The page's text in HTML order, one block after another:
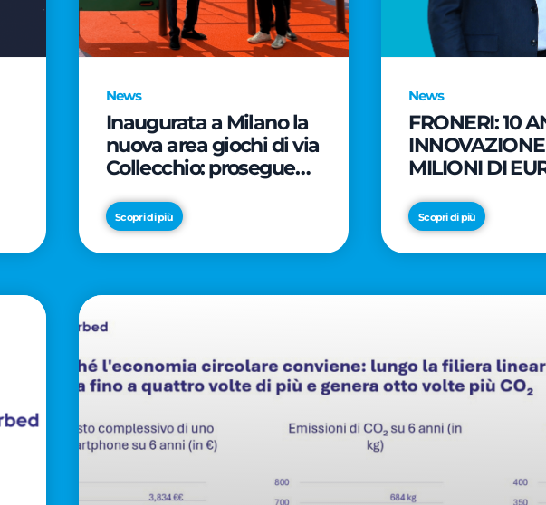
News
Inaugurata a Milano la
nuova area giochi di via
Collecchio: prosegue
SmartCityLife per gli
spazi pubblici del
Municipio 8
Scopri di più
News
FRONERI: 10
MILIONI DI
PER LO
MERCATO
DEL GELATO
Scopri di più